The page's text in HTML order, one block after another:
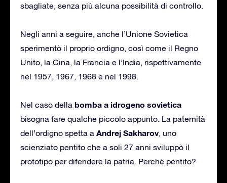
sbagliate, senza più alcuna possibilità di controllo.
Negli anni a seguire, anche l’Unione Sovietica
sperimentò il proprio ordigno, così come il Regno
Unito, la Cina, la Francia e l’India, rispettivamente
nel 1957, 1967, 1968 e nel 1998.
Nel caso della bomba a idrogeno sovietica
bisogna fare qualche piccolo appunto. La paternità
dell’ordigno spetta a Andrej Sakharov, uno
scienziato pentito che a soli 27 anni sviluppò il
prototipo per difendere la patria. Perché pentito?